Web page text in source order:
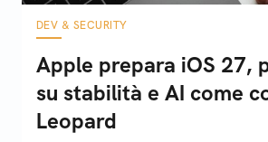
DEV & SECURITY
Apple prepara iOS 27,
su stabilità e AI come
Leopard